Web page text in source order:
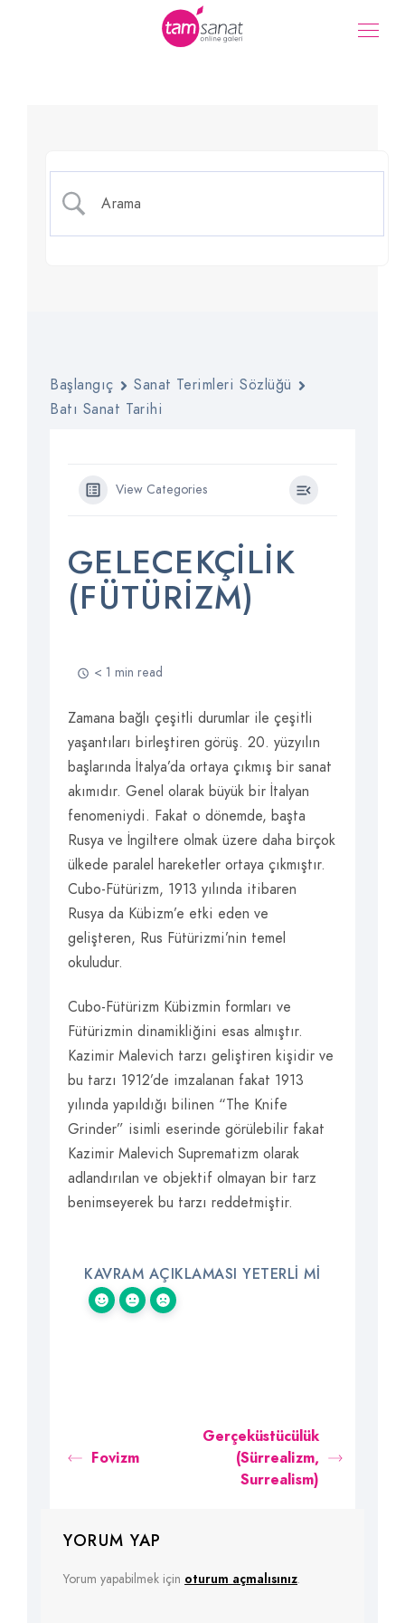
Gelecekçilik (Fütürizm)
Başlangıç
Sanat Terimleri Sözlüğü
Batı Sanat Tarihi
View Categories
GELECEKÇILIK
(FÜTÜRIZM)
< 1 min read
Zamana bağlı çeşitli durumlar ile çeşitli
yaşantıları birleştiren görüş. 20. yüzyılın
başlarında İtalya’da ortaya çıkmış bir sanat
akımıdır. Genel olarak büyük bir İtalyan
fenomeniydi. Fakat o dönemde, başta
Rusya ve İngiltere olmak üzere daha birçok
ülkede paralel hareketler ortaya çıkmıştır.
Cubo-Fütürizm, 1913 yılında itibaren
Rusya da Kübizm’e etki eden ve
gelişteren, Rus Fütürizmi’nin temel
okuludur.
Cubo-Fütürizm Kübizmin formları ve
Fütürizmin dinamikliğini esas almıştır.
Kazimir Malevich tarzı geliştiren kişidir ve
bu tarzı 1912’de imzalanan fakat 1913
yılında yapıldığı bilinen “The Knife
Grinder” isimli eserinde görülebilir fakat
Kazimir Malevich Suprematizm olarak
adlandırılan ve objektif olmayan bir tarz
benimseyerek bu tarzı reddetmiştir.
KAVRAM AÇIKLAMASI YETERLI MI
Fovizm
Gerçeküstücülük
(Sürrealizm,
Surrealism)
YORUM YAP
Yorum yapabilmek için oturum açmalısınız.